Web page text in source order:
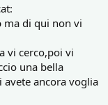
ma di qui non vi
vi cerco,poi vi
una bella
avete ancora voglia